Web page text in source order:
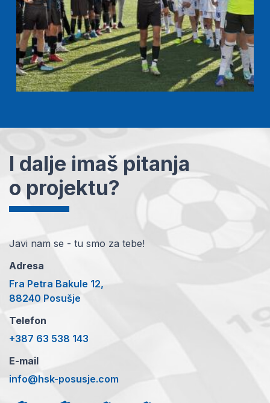
I dalje imaš pitanja
o projektu?
Javi nam se - tu smo za tebe!
Adresa
Fra Petra Bakule 12,
88240 Posušje
Telefon
+387 63 538 143
E-mail
info@hsk-posusje.com